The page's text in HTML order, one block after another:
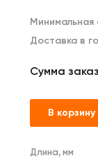
Минимальная
Доставка в
Сумма
В корзину
Длина, мм